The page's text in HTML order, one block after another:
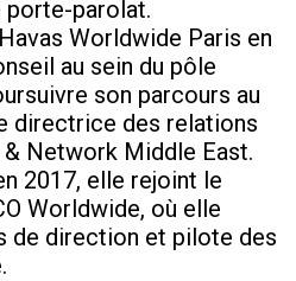
parolat.
Worldwide Paris en
au sein du pôle
son parcours au
directrice des relations
Network Middle East.
2017, elle rejoint le
Worldwide, où elle
de direction et pilote des